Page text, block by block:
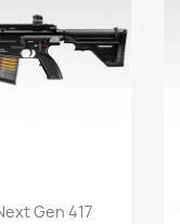
Gen 417